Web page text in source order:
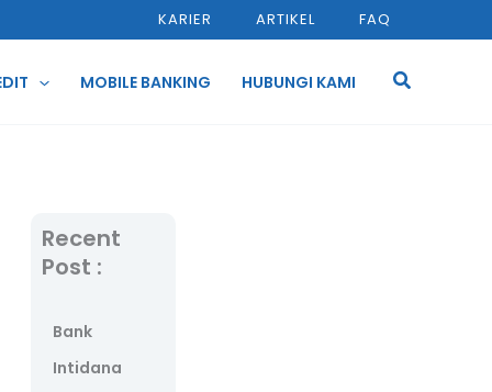
KARIER ARTIKEL FAQ
MOBILE BANKING HUBUNGI KAMI Cari
Recent
Post :
Bank
Intidana